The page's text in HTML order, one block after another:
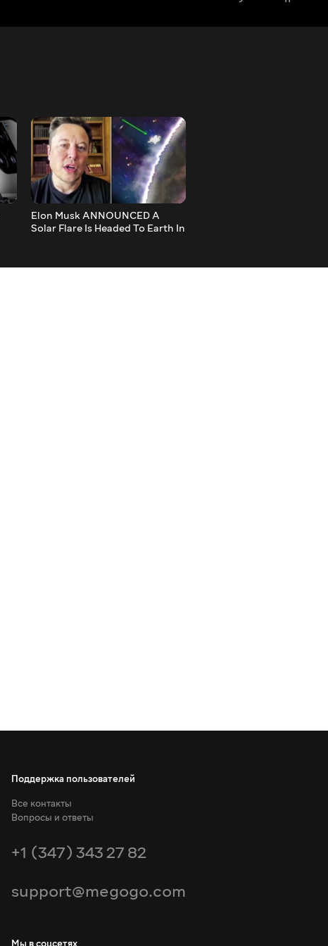
Elon Musk ANNOUNCED A
Solar Flare Is Headed To Earth In
Поддержка пользователей
Все контакты
Вопросы и ответы
+1 (347) 343 27 82
support@megogo.com